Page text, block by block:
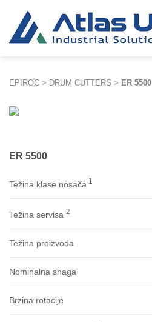
content
EPIROC > DRUM CUTTERS > ER 5500
ER 5500
Težina klase nosača 1
Težina servisa 2
Težina proizvoda
Nominalna snaga
Brzina rotacije